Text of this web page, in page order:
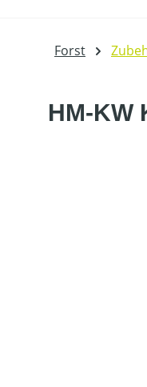
Forst
HM-KW
Bildergalerie